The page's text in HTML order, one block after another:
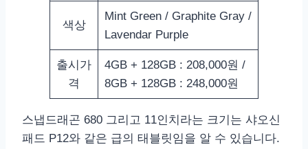
색상
Mint Green / Graphite Gray /
Lavendar Purple
출시가
격
4GB + 128GB : 208,000원 /
8GB + 128GB : 248,000원
스냅드래곤 680 그리고 11인치라는 크기는 샤오신
패드 P12와 같은 급의 태블릿임을 알 수 있습니다.